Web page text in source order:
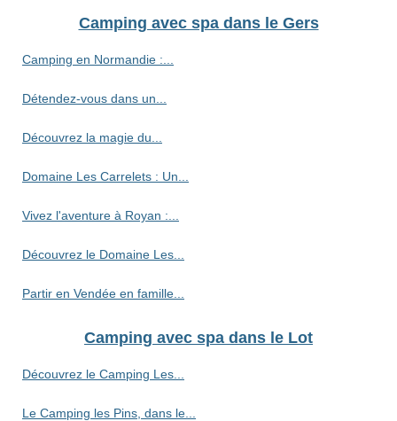
Camping avec spa dans le Gers
Camping en Normandie :...
Détendez-vous dans un...
Découvrez la magie du...
Domaine Les Carrelets : Un...
Vivez l'aventure à Royan :...
Découvrez le Domaine Les...
Partir en Vendée en famille...
Camping avec spa dans le Lot
Découvrez le Camping Les...
Le Camping les Pins, dans le...